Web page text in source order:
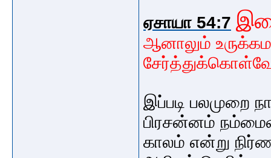
ஏசாயா 54:7
ஆனாலும்
இப்படி பலமுறை
பிரசன்னம்
காலம் என்று